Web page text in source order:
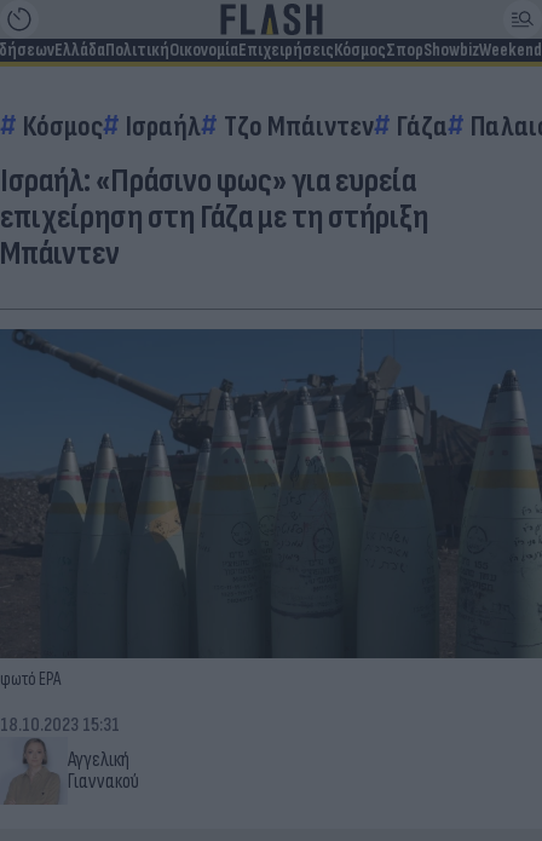
ΕλλάδαΠολιτικήΟικονομίαΕπιχειρήσειςΚόσμοςΣπορShowbizWeekend
Κόσμος Ισραήλ Τζο Μπάιντεν Γάζα
Ισραήλ: «Πράσινο φως» για ευρεία
επιχείρηση στη Γάζα με τη στήριξη
Μπάιντεν
φωτό EPA
Αγγελική
Γιαννακού
18.10.2023 15:31